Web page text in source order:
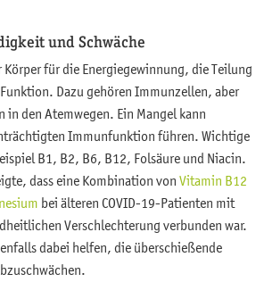
und Schwäche
für die Energiegewinnung, die Teilung
Dazu gehören Immunzellen, aber
in den Atemwegen. Ein Mangel kann
Immunfunktion führen. Wichtige
B1, B2, B6, B12, Folsäure und Niacin.
dass eine Kombination von Vitamin B12
bei älteren COVID-19-Patienten mit
Verschlechterung verbunden war.
dabei helfen, die überschießende